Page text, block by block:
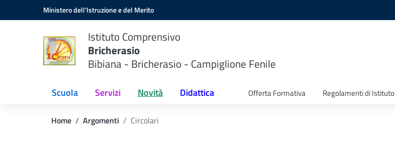
Vai ai contenuti
Vai al menu di navigazioneMinistero dell'Istruzione e del Merito
Istituto Comprensivo
Bricherasio
Bibiana - Bricherasio - Campiglione Fenile
Scuola Servizi Novità Didattica Offerta Formativa Regolamenti di Istituto
Home Argomenti Circolari